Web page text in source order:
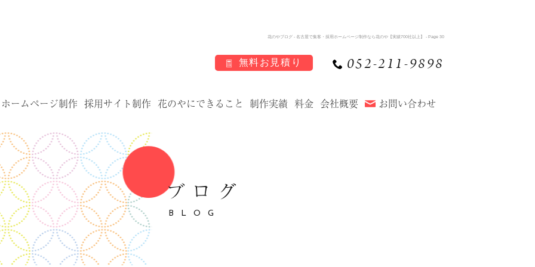
花のやブログ - 名古屋で集客・採用ホームページ制作なら花のや【実績700社以上】 - Page 30
ホームページ制作 採用サイト制作 花のやにできること 制作実績 料金 会社概要 お問い合わせ
無料お見積り 052-211-9898
ブログ
BLOG